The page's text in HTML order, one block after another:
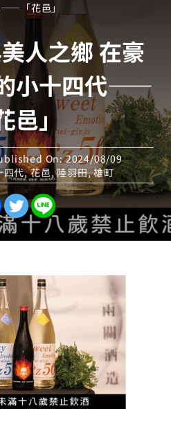
「花邑」
人之鄉 在豪
小十四代——
邑」
On: 2024/08/09
四代,花邑,陸羽田,雄町